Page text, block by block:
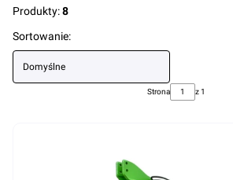
Produkty:8
Lista produktów
Sortowanie:
Domyślne
Strona z 1